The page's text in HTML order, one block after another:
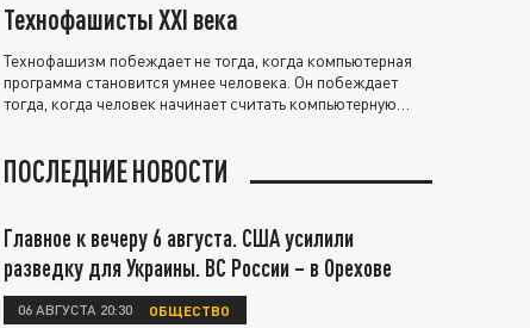
Технофашисты XXI века
Технофашизм побеждает не тогда, когда компьютерная
программа становится умнее человека. Он побеждает
тогда, когда человек начинает считать компьютерную
ПОСЛЕДНИЕ НОВОСТИ
Главное к вечеру 6 августа. США усилили
разведку для Украины. ВС России – в Орехове
06 АВГУСТА 20:30 ОБЩЕСТВО